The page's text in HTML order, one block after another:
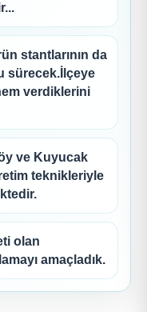
stantlarının da
sürecek.İlçeye
verdiklerini
ve Kuyucak
teknikleriyle
olan
amaçladık.